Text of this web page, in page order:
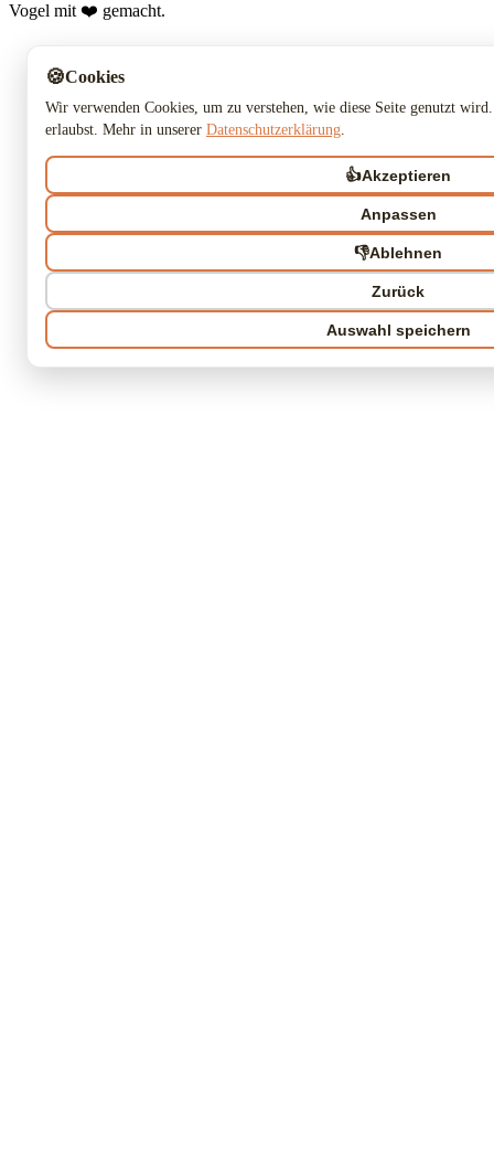
Vogel mit ❤️ gemacht.
🍪Cookies
Wir verwenden Cookies, um zu verstehen, wie diese Seite genutzt
erlaubst. Mehr in unserer Datenschutzerklärung
👍Akzeptieren
Anpassen
👎Ablehnen
Zurück
Auswahl speichern